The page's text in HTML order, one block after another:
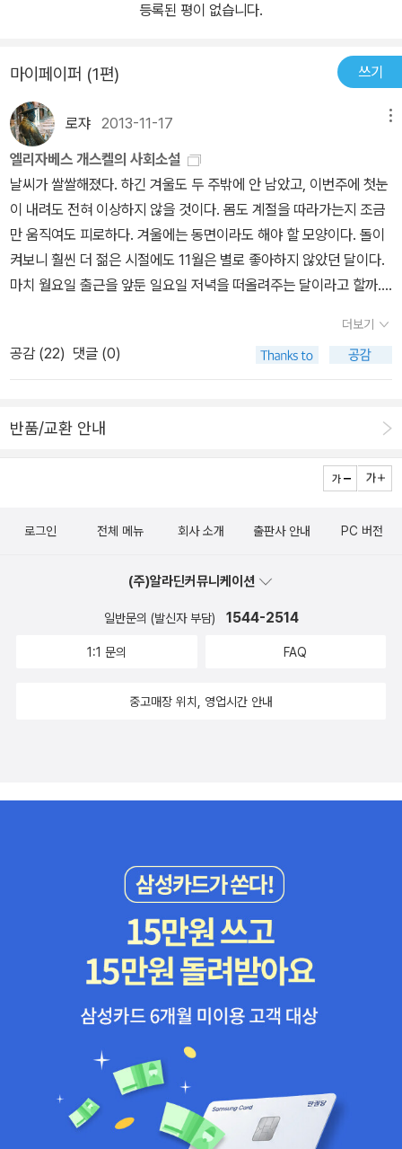
등록된 평이 없습니다.
마이페이퍼 (1편) 쓰기
로쟈 2013-11-17
엘리자베스 개스켈의 사회소설
날씨가 쌀쌀해졌다. 하긴 겨울도 두 주밖에 안 남았고, 이번주에 첫눈
이 내려도 전혀 이상하지 않을 것이다. 몸도 계절을 따라가는지 조금
만 움직여도 피로하다. 겨울에는 동면이라도 해야 할 모양이다. 돌이
켜보니 훨씬 더 젊은 시절에도 11월은 별로 좋아하지 않았던 달이다.
마치 월요일 출근을 앞둔 일요일 저녁을 떠올려주는 달이라고 할까.
다). 영국 빅토리아 시대의 여성 작가 엘리자베스 개스켈(풀네임으론
엘리자베스 클래그헌 개스켈)의 사회소설 <남과 북>(문학과지성사,
2013)이 출간됐다. 제목이 <남과 북>이어서 미국소설인 줄 알았더
려운 시절>(1854)과 같은 해에 디킨스가 주관하던 주간 문예지에
발표됐다. 단행본 출간은 1855년으로 <메리 바턴>에 이은 작가의
두번째 '사회소설'이다(국내에 먼저 소개된 <크랜포드>는 1853년에
인공의 이름을 따 제목을 <마거릿 헤일>이라고 지으려고 했지만 편
가. 빅토리아 시대의 제인 오스틴이라 불리는 엘리자베스 개스켈의
소설. 개스켈은 작품 속 인물의 관찰에 유머와 도덕적 판단을 혼합시
자주 비교되기도 하지만, 동시에 산업화의 어두운 그늘을 조명하는
혁명 시기를 배경으로 남부의 전통적인 토지 귀족과 북부의 신흥 공
도를 초월하는 인간애 등 우리가 살아가며 피할 수 없는 삶의 모습들
을 포괄적으로 보여준다.내년에 디킨스의 소설들을 강의차 읽을 계획
을 갖고 있는데, 그때 같이 읽어봐도 좋겠다 싶다. '빅토리아 시대의
제인 오스틴'으로 불린다지만, 개스켈은 '샬럿 브론테의 친구'로도 알
려져 있고, 실제로 <샬럿 브론테의 전기>를 쓴 걸로 유명하다. 그밖
에 <실비아의 연인들>, <사촌 필리스> 등의 장편소설과 수십 편의
중단편을 갖고 있으니 당대의 대표적 작가였겠다. 충분히 짐작할 수
있지만 개스켈의 소설들은 다수가 영화화됐다. 영화 <남과 북>도 구
해봐야겠다... 13. 11. 17.
더보기
공감 (22) 댓글 (0)
반품/교환 안내
로그인 전체 메뉴 회사 소개 출판사 안내 PC 버전
(주)알라딘커뮤니케이션
일반문의 (발신자 부담) 1544-2514
1:1 문의 FAQ
중고매장 위치, 영업시간 안내